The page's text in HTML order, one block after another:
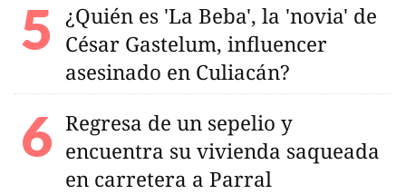
¿Quién es 'La Beba', la 'novia' de
César Gastelum, influencer
asesinado en Culiacán?
Regresa de un sepelio y
encuentra su vivienda saqueada
en carretera a Parral